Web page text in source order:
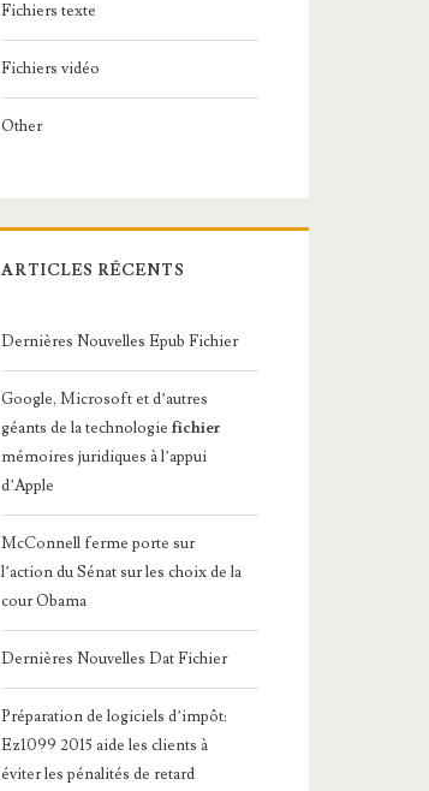
Fichiers texte
Fichiers vidéo
Other
ARTICLES RÉCENTS
Dernières Nouvelles Epub Fichier
Google, Microsoft et d’autres
géants de la technologiefichier
mémoires juridiques à l’appui
d’Apple
McConnell ferme porte sur
l’action du Sénat sur les choix de la
cour Obama
Dernières Nouvelles Dat Fichier
Préparation de logiciels d’impôt:
Ez1099 2015 aide les clients à
éviter les pénalités de retard